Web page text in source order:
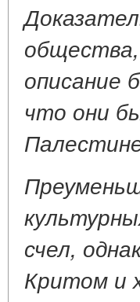
описание
что они
счел,
Критом и